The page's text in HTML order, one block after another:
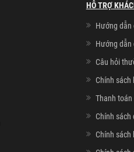
HỖ TRỢ
Hướng dẫn
Hướng dẫn
Câu hỏi
Chính sách
Thanh toán
Chính sách
Chính sách